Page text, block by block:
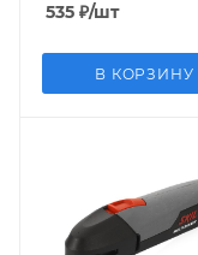
535 ₽/шт
В КОРЗИНУ